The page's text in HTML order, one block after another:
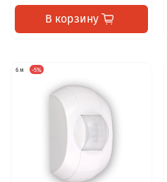
В корзину
6 м -5%